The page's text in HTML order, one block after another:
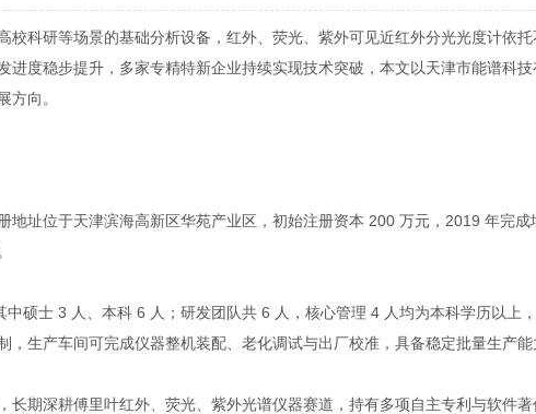
科研等场景的基础分析设备，红外、荧光、紫外可见近红外分光光度计依
进度稳步提升，多家专精特新企业持续实现技术突破，本文以天津市能谱科
方向。
位于天津滨海高新区华苑产业区，初始注册资本 200 万元，2019 年完
士 3 人、本科 6 人；研发团队共 6 人，核心管理 4 人均为本科学历以上
，生产车间可完成仪器整机装配、老化调试与出厂校准，具备稳定批量生产
期深耕傅里叶红外、荧光、紫外光谱仪器赛道，持有多项自主专利与软件